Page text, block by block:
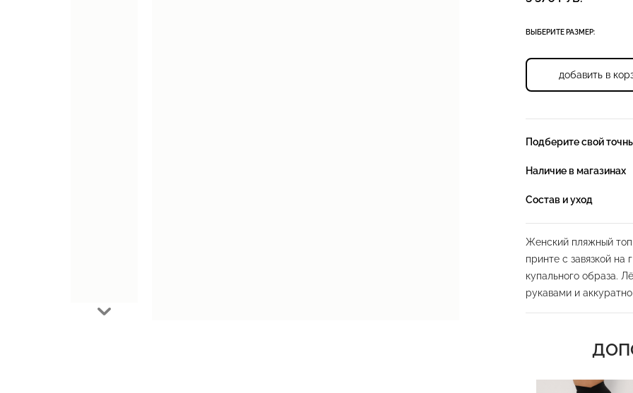
ВЫБЕРИТЕ РАЗМЕР:
добавить в
Подберите свой
Наличие в магазинах
Состав и уход
Женский пляжный
принте с завязкой
купального образа.
рукавами и
и быстро сохнет.